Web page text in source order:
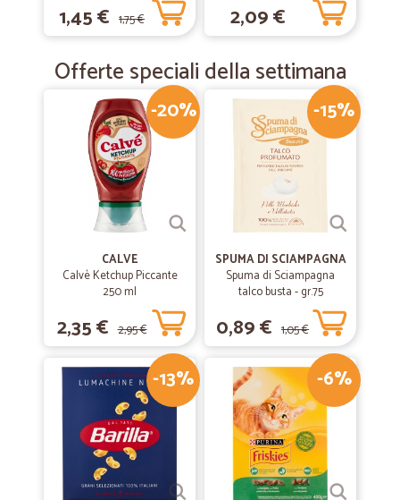
1,45 € 1,75 € 2,09 €
Offerte speciali della settimana
-20%
CALVE
Calvè Ketchup Piccante
250 ml
2,35 € 2,95 €
-15%
SPUMA DI SCIAMPAGNA
Spuma di Sciampagna
talco busta - gr.75
0,89 € 1,05 €
-13% -6%